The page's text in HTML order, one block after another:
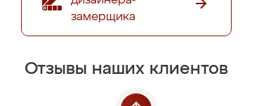
замерщика
Отзывы наших клиентов